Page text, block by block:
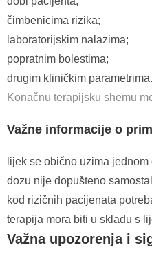
čimbenicima rizika;
laboratorijskim nalazima;
popratnim bolestima;
drugim kliničkim parametrima.
Konačnu terapijsku shemu
Važne informacije o
lijek se obično uzima jednom
dozu nije dopušteno
kod rizičnih pacijenata
terapija mora biti u skladu s
Važna upozorenja i